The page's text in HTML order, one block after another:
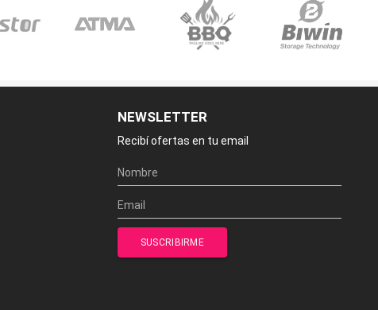
NEWSLETTER
Recibí ofertas en tu email